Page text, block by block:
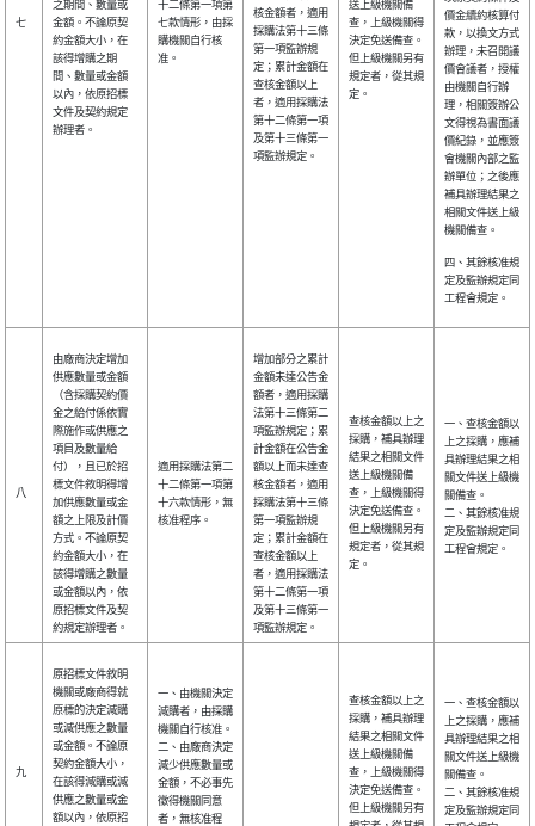
七
之期間、數量或
金額。不論原契
約金額大小，在
該得增購之期
間、數量或金額
以內，依原招標
文件及契約規定
辦理者。
十二條第一項第
七款情形，由採
購機關自行核
准。
核金額者，適用
採購法第十三條
第一項監辦規
定；累計金額在
查核金額以上
者，適用採購法
第十二條第一項
及第十三條第一
項監辦規定。
送上級機關備
查，上級機關得
決定免送備查。
但上級機關另有
規定者，從其規
定。
價金續約核算付
款，以換文方式
辦理，未召開議
價會議者，授權
由機關自行辦
理，相關簽辦公
文得視為書面議
價紀錄，並應簽
會機關內部之監
辦單位；之後應
補具辦理結果之
相關文件送上級
機關備查。
四、其餘核准規
定及監辦規定同
工程會規定。
八
由廠商決定增加
供應數量或金額
（含採購契約價
金之給付係依實
際施作或供應之
項目及數量給
付），且已於招
標文件敘明得增
加供應數量或金
額之上限及計價
方式。不論原契
約金額大小，在
該得增購之數量
或金額以內，依
原招標文件及契
約規定辦理者。
適用採購法第二
十二條第一項第
十六款情形，無
核准程序。
增加部分之累計
金額未達公告金
額者，適用採購
法第十三條第二
項監辦規定；累
計金額在公告金
額以上而未達查
核金額者，適用
採購法第十三條
第一項監辦規
定；累計金額在
查核金額以上
者，適用採購法
第十二條第一項
及第十三條第一
項監辦規定。
查核金額以上之
採購，補具辦理
結果之相關文件
送上級機關備
查，上級機關得
決定免送備查。
但上級機關另有
規定者，從其規
定。
一、查核金額以
上之採購，應補
具辦理結果之相
關文件送上級機
關備查。
二、其餘核准規
定及監辦規定同
工程會規定。
九
原招標文件敘明
機關或廠商得就
原標的決定減購
或減供應之數量
或金額。不論原
契約金額大小，
在該得減購或減
供應之數量或金
額以內，依原招
一、由機關決定
減購者，由採購
機關自行核准。
二、由廠商決定
減少供應數量或
金額，不必事先
徵得機關同意
者，無核准程
查核金額以上之
採購，補具辦理
結果之相關文件
送上級機關備
查，上級機關得
決定免送備查。
但上級機關另有
一、查核金額以
上之採購，應補
具辦理結果之相
關文件送上級機
關備查。
二、其餘核准規
定及監辦規定同